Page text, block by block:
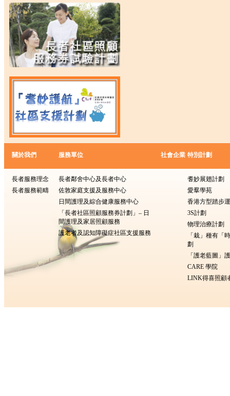
關於我們
長者服務理念
長者服務範疇
服務單位
長者鄰舍中心及長者中心
佐敦家庭支援及服務中心
日間護理及綜合健康服務中心
「長者社區照顧服務券計劃」– 日
間護理及家居照顧服務
護老者及認知障礙症社區支援服務
社會企業 特別計劃
耆妙展翅計劃
愛羣學苑
香港方型踏步
3S計劃
物理治療計劃
「栽」種有
劃
「護老藍圖」
CARE 學院
LINK得喜照顧